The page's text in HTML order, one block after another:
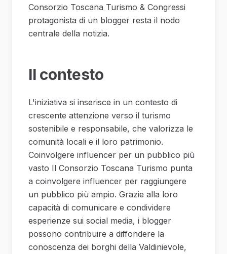
Consorzio Toscana Turismo & Congressi
protagonista di un blogger resta il nodo
centrale della notizia.
Il contesto
L'iniziativa si inserisce in un contesto di
crescente attenzione verso il turismo
sostenibile e responsabile, che valorizza le
comunità locali e il loro patrimonio.
Coinvolgere influencer per un pubblico più
vasto Il Consorzio Toscana Turismo punta
a coinvolgere influencer per raggiungere
un pubblico più ampio. Grazie alla loro
capacità di comunicare e condividere
esperienze sui social media, i blogger
possono contribuire a diffondere la
conoscenza dei borghi della Valdinievole,